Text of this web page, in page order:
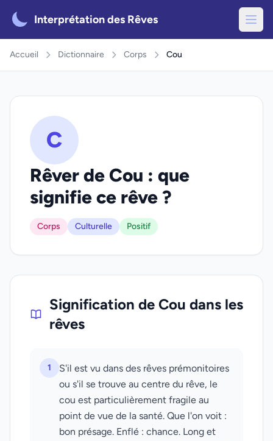
Interprétation des Rêves
Accueil Dictionnaire Corps Cou
C
Rêver de Cou : que
signifie ce rêve ?
Corps Culturelle Positif
Signification de Cou dans les
rêves
1
S'il est vu dans des rêves prémonitoires
ou s'il se trouve au centre du rêve, le
cou est particulièrement fragile au
point de vue de la santé. Que l'on voit :
bon présage. Enflé : chance. Long et